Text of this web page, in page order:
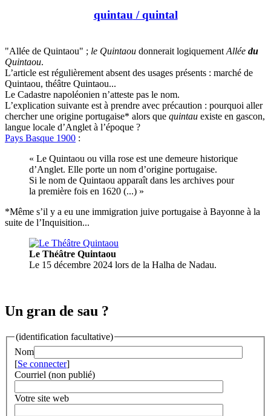
quintau / quintal
"Allée de Quintaou" ; le Quintaou donnerait logiquement Allée du
Quintaou.
L’article est régulièrement absent des usages présents : marché de
Quintaou, théâtre Quintaou...
Le Cadastre napoléonien n’atteste pas le nom.
L’explication suivante est à prendre avec précaution : pourquoi aller
chercher une origine portugaise* alors que quintau existe en gascon,
langue locale d’Anglet à l’époque ?
Pays Basque 1900 :
« Le Quintaou ou villa rose est une demeure historique
d’Anglet. Elle porte un nom d’origine portugaise.
Si le nom de Quintaou apparaît dans les archives pour
la première fois en 1620 (...) »
*Même s’il y a eu une immigration juive portugaise à Bayonne à la
suite de l’Inquisition...
Le Théâtre Quintaou
Le 15 décembre 2024 lors de la Halha de Nadau.
Un gran de sau ?
(identification facultative)
Nom
[Se connecter]
Courriel (non publié)
Votre site web